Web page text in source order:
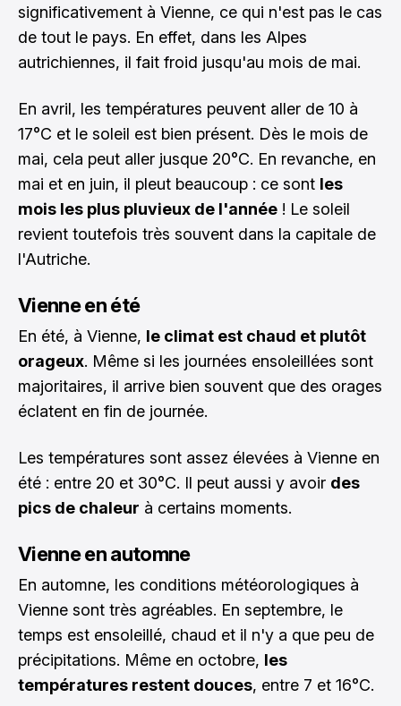
significativement à Vienne, ce qui n'est pas le cas
de tout le pays. En effet, dans les Alpes
autrichiennes, il fait froid jusqu'au mois de mai.
En avril, les températures peuvent aller de 10 à
17°C et le soleil est bien présent. Dès le mois de
mai, cela peut aller jusque 20°C. En revanche, en
mai et en juin, il pleut beaucoup : ce sont les
mois les plus pluvieux de l'année ! Le soleil
revient toutefois très souvent dans la capitale de
l'Autriche.
Vienne en été
En été, à Vienne, le climat est chaud et plutôt
orageux. Même si les journées ensoleillées sont
majoritaires, il arrive bien souvent que des orages
éclatent en fin de journée.
Les températures sont assez élevées à Vienne en
été : entre 20 et 30°C. Il peut aussi y avoir des
pics de chaleur à certains moments.
Vienne en automne
En automne, les conditions météorologiques à
Vienne sont très agréables. En septembre, le
temps est ensoleillé, chaud et il n'y a que peu de
précipitations. Même en octobre, les
températures restent douces, entre 7 et 16°C.